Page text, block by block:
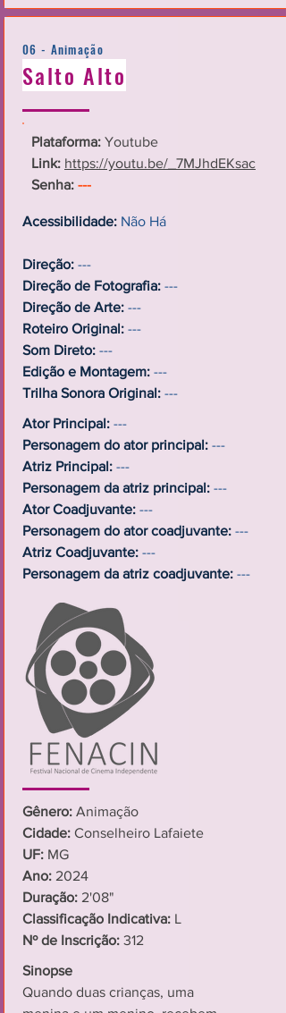
06 - Animação
Salto Alto
Plataforma: Youtube
Link: https://youtu.be/_7MJhdEKsac
Senha: ---
Acessibilidade: Não Há
Direção: ---
Direção de Fotografia: ---
Direção de Arte: ---
Roteiro Original: ---
Som Direto: ---
Edição e Montagem: ---
Trilha Sonora Original: ---
Ator Principal: ---
Personagem do ator principal: ---
Atriz Principal: ---
Personagem da atriz principal: ---
Ator Coadjuvante: ---
Personagem do ator coadjuvante: ---
Atriz Coadjuvante: ---
Personagem da atriz coadjuvante: ---
Gênero: Animação
Cidade: Conselheiro Lafaiete
UF: MG
Ano: 2024
Duração: 2'08"
Classificação Indicativa: L
Nº de Inscrição: 312
Sinopse
Quando duas crianças, uma